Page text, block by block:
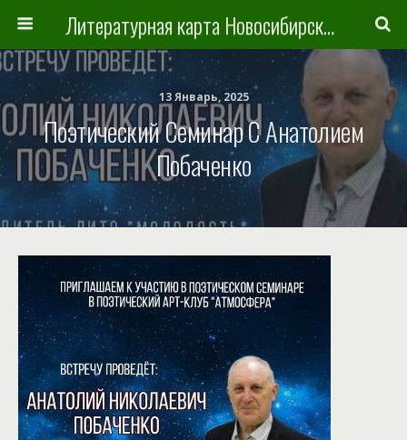
Литературная карта Новосибирска и Новосибирской области
13 Январь, 2025
Поэтический Семинар С Анатолием
Побаченко